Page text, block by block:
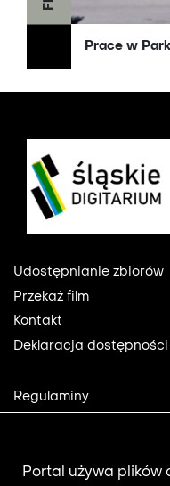
Prace w
Footer
Udostępnianie zbiorów
Przekaż film
Kontakt
Deklaracja dostępności
Footer
2
Regulaminy
Aktualności
Portal używa plików